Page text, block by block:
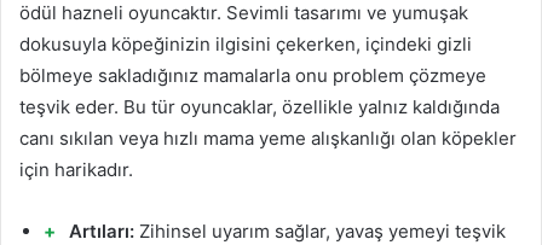
ödül hazneli oyuncaktır. Sevimli tasarımı ve yumuşak
dokusuyla köpeğinizin ilgisini çekerken, içindeki gizli
bölmeye sakladığınız mamalarla onu problem çözmeye
teşvik eder. Bu tür oyuncaklar, özellikle yalnız kaldığında
canı sıkılan veya hızlı mama yeme alışkanlığı olan köpekler
için harikadır.
Artıları: Zihinsel uyarım sağlar, yavaş yemeyi teşvik